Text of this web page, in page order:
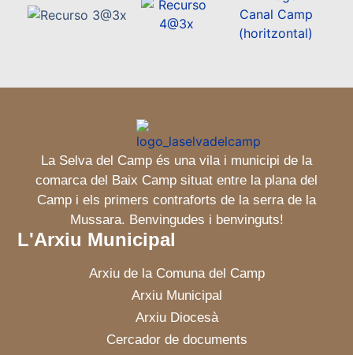
La Selva del Camp és una vila i municipi de la
comarca del Baix Camp situat entre la plana del
Camp i els primers contraforts de la serra de la
Mussara. Benvingudes i benvinguts!
L'Arxiu Municipal
Arxiu de la Comuna del Camp
Arxiu Municipal
Arxiu Diocesà
Cercador de documents